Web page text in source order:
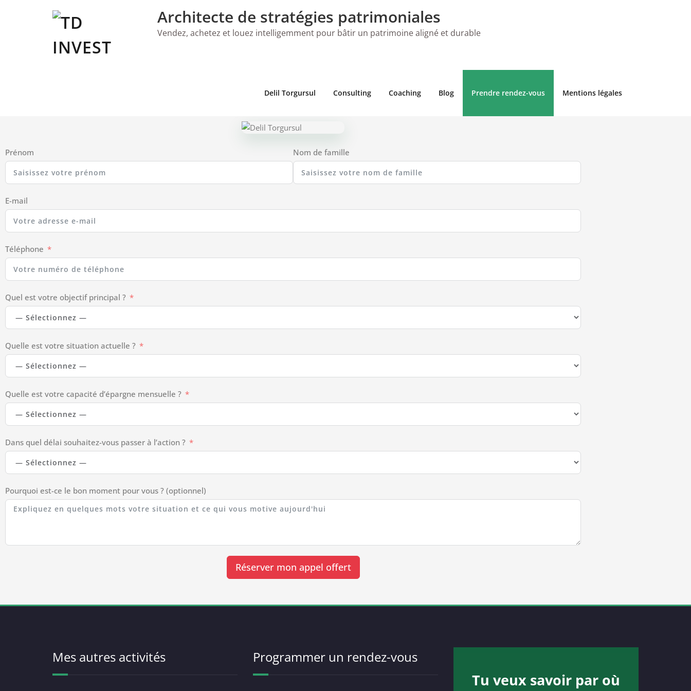
Architecte de stratégies patrimoniales
Vendez, achetez et louez intelligemment pour bâtir un patrimoine aligné et durable
Delil Torgursul Consulting Coaching Blog Prendre rendez-vous Mentions légales
Prénom Nom de famille
E-mail
Téléphone
Quel est votre objectif principal ?
Quelle est votre situation actuelle ?
Quelle est votre capacité d’épargne mensuelle ?
Dans quel délai souhaitez-vous passer à l’action ?
Pourquoi est-ce le bon moment pour vous ? (optionnel)
Réserver mon appel offert
Mes autres activités Programmer un rendez-vous
Tu veux savoir par où